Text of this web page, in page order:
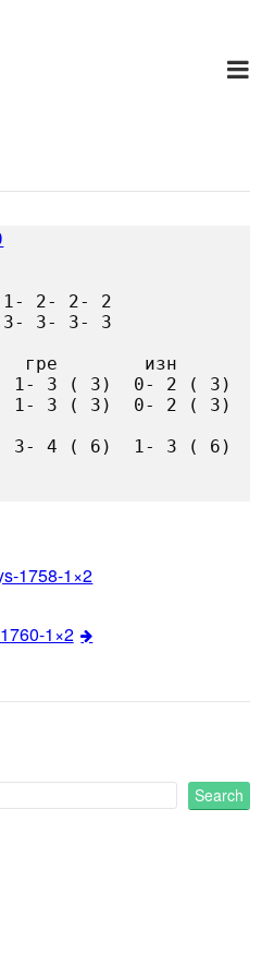
1- 2- 2- 2
3- 3- 3
гре        изн
1- 3 ( 3)  0- 2 ( 3)
1- 3 ( 3)  0- 2 ( 3)
3- 4 ( 6)  1- 3 ( 6)
1758-1×2
1×2
Search